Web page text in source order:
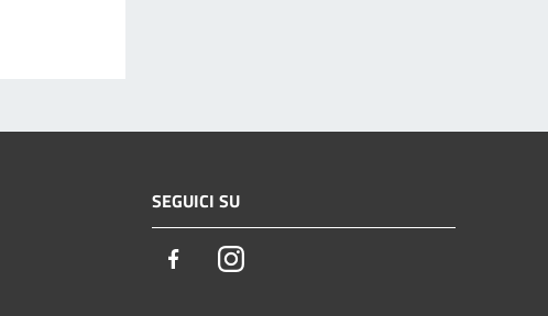
SEGUICI SU
FacebookInstagram